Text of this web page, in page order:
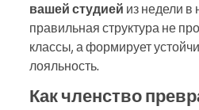
вашей студией из недели в
правильная структура не
классы, а формирует
лояльность.
Как членство